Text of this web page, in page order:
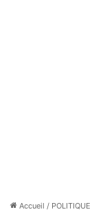
Accueil / POLITIQUE